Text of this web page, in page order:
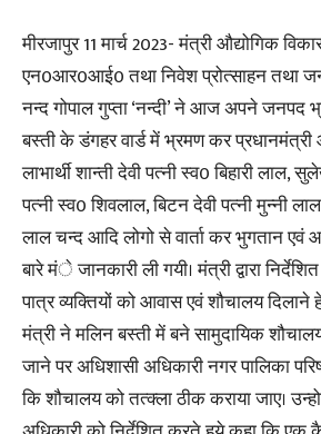
मीरजापुर 11 मार्च 2023- मंत्री औद्योगिक
एन0आर0आई0 तथा निवेश प्रोत्साहन तथा
नन्द गोपाल गुप्ता ‘नन्दी’ ने आज अपने जनपद
बस्ती के डंगहर वार्ड में भ्रमण कर
लाभार्थी शान्ती देवी पत्नी स्व0 बिहारी
पत्नी स्व0 शिवलाल, बिटन देवी पत्नी मुन्नी
लाल चन्द आदि लोगो से वार्ता कर भुगतान एवं
बारे मंे जानकारी ली गयी। मंत्री द्वारा
पात्र व्यक्तियों को आवास एवं शौचालय दिलाने
मंत्री ने मलिन बस्ती में बने सामुदायिक
जाने पर अधिशासी अधिकारी नगर पालिका
कि शौचालय को तत्क्ला ठीक कराया जाए।